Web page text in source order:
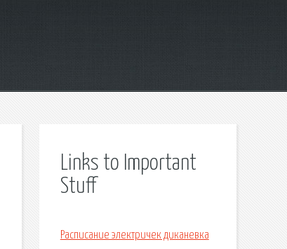
Links to Important
Stuff
Расписание электричек диканевка